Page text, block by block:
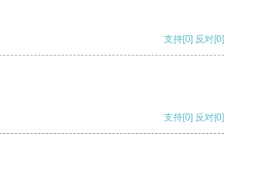
支持[0] 反对[0]
支持[0] 反对[0]